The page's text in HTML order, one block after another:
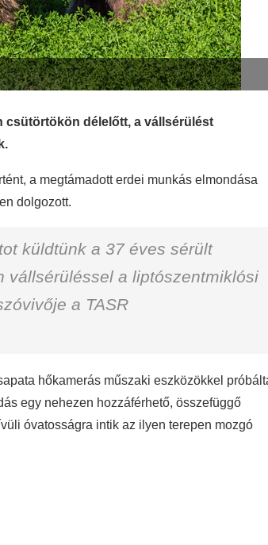
csütörtökön délelőtt, a vállsérülést
a megtámadott erdei munkás elmondása
dolgozott.
küldtünk a 37 éves sérült
vállsérüléssel a liptószentmiklósi
a TASR
hőkamerás műszaki eszközökkel
egy nehezen hozzáférhető, összefüggő
óvatosságra intik az ilyen terepen mozgó